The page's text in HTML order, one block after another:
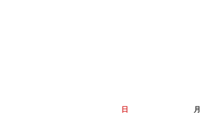
日 月